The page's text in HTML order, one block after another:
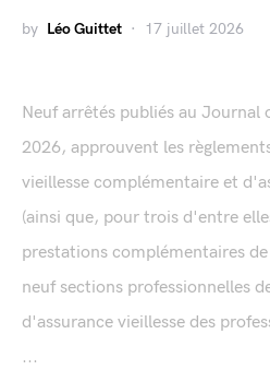
by Léo Guittet 17 juillet 2026
Neuf arrêtés publiés au Journal
2026, approuvent les
vieillesse complémentaire et
(ainsi que, pour trois d'entre
prestations complémentaires
neuf sections professionnelles
d'assurance vieillesse des
...